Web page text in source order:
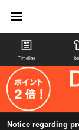
Timeline
Notice regarding